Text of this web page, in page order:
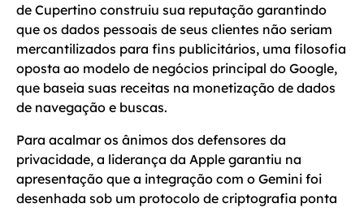
de Cupertino construiu sua reputação garantindo
que os dados pessoais de seus clientes não seriam
mercantilizados para fins publicitários, uma filosofia
oposta ao modelo de negócios principal do Google,
que baseia suas receitas na monetização de dados
de navegação e buscas.
Para acalmar os ânimos dos defensores da
privacidade, a liderança da Apple garantiu na
apresentação que a integração com o Gemini foi
desenhada sob um protocolo de criptografia ponta